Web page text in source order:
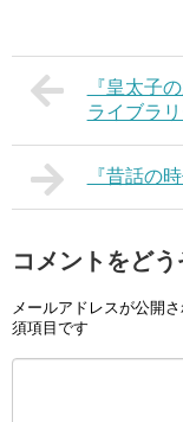
『皇太子
ライブラリ
『昔話の
コメントをどう
メールアドレスが公開
須項目です